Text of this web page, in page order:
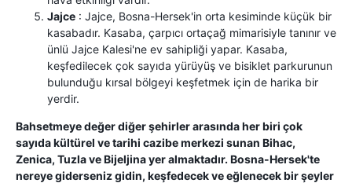
Jajce : Jajce, Bosna-Hersek'in orta kesiminde küçük bir
kasabadır. Kasaba, çarpıcı ortaçağ mimarisiyle tanınır ve
ünlü Jajce Kalesi'ne ev sahipliği yapar. Kasaba,
keşfedilecek çok sayıda yürüyüş ve bisiklet parkurunun
bulunduğu kırsal bölgeyi keşfetmek için de harika bir
yerdir.
Bahsetmeye değer diğer şehirler arasında her biri çok
sayıda kültürel ve tarihi cazibe merkezi sunan Bihac,
Zenica, Tuzla ve Bijeljina yer almaktadır. Bosna-Hersek'te
nereye giderseniz gidin, keşfedecek ve eğlenecek bir şeyler